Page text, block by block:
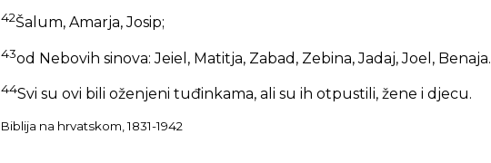
42Šalum, Amarja, Josip;
43od Nebovih sinova: Jeiel, Matitja, Zabad, Zebina, Jadaj, Joel, Benaja.
44Svi su ovi bili oženjeni tuđinkama, ali su ih otpustili, žene i djecu.
Biblija na hrvatskom, 1831-1942